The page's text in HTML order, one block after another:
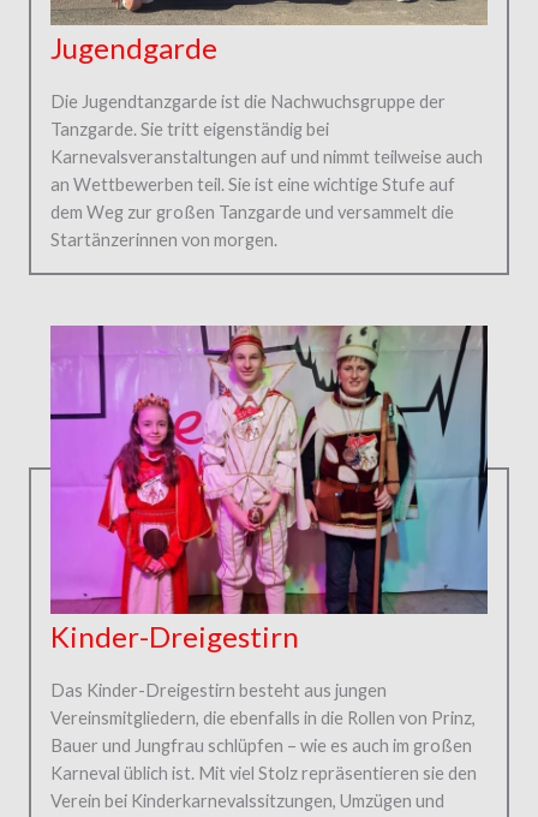
Jugendgarde
Die Jugendtanzgarde ist die Nachwuchsgruppe der
Tanzgarde. Sie tritt eigenständig bei
Karnevalsveranstaltungen auf und nimmt teilweise auch
an Wettbewerben teil. Sie ist eine wichtige Stufe auf
dem Weg zur großen Tanzgarde und versammelt die
Startänzerinnen von morgen.
Kinder-Dreigestirn
Das Kinder-Dreigestirn besteht aus jungen
Vereinsmitgliedern, die ebenfalls in die Rollen von Prinz,
Bauer und Jungfrau schlüpfen – wie es auch im großen
Karneval üblich ist. Mit viel Stolz repräsentieren sie den
Verein bei Kinderkarnevalssitzungen, Umzügen und